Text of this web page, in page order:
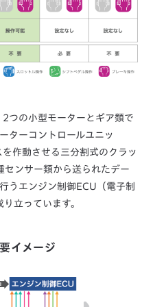
つの小型モーターとギア類で
ターコントロールユニッ
を作動させる三分割式のクラッ
センサー類から送られたデー
うエンジン制御ECU（電子制
立っています。
イメージ